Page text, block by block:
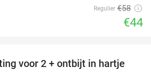
Regulier €58
€44
12%
voor 2 + ontbijt in hartje